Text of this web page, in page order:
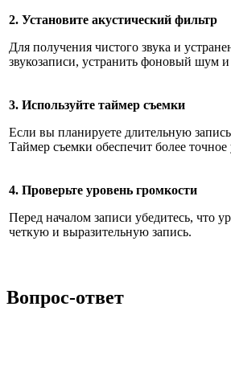
2. Установите акустический фильтр
Для получения чистого звука и
звукозаписи, устранить фоновый шум и
3. Используйте таймер съемки
Если вы планируете длительную
Таймер съемки обеспечит более
4. Проверьте уровень громкости
Перед началом записи убедитесь, что
четкую и выразительную запись.
Вопрос-ответ